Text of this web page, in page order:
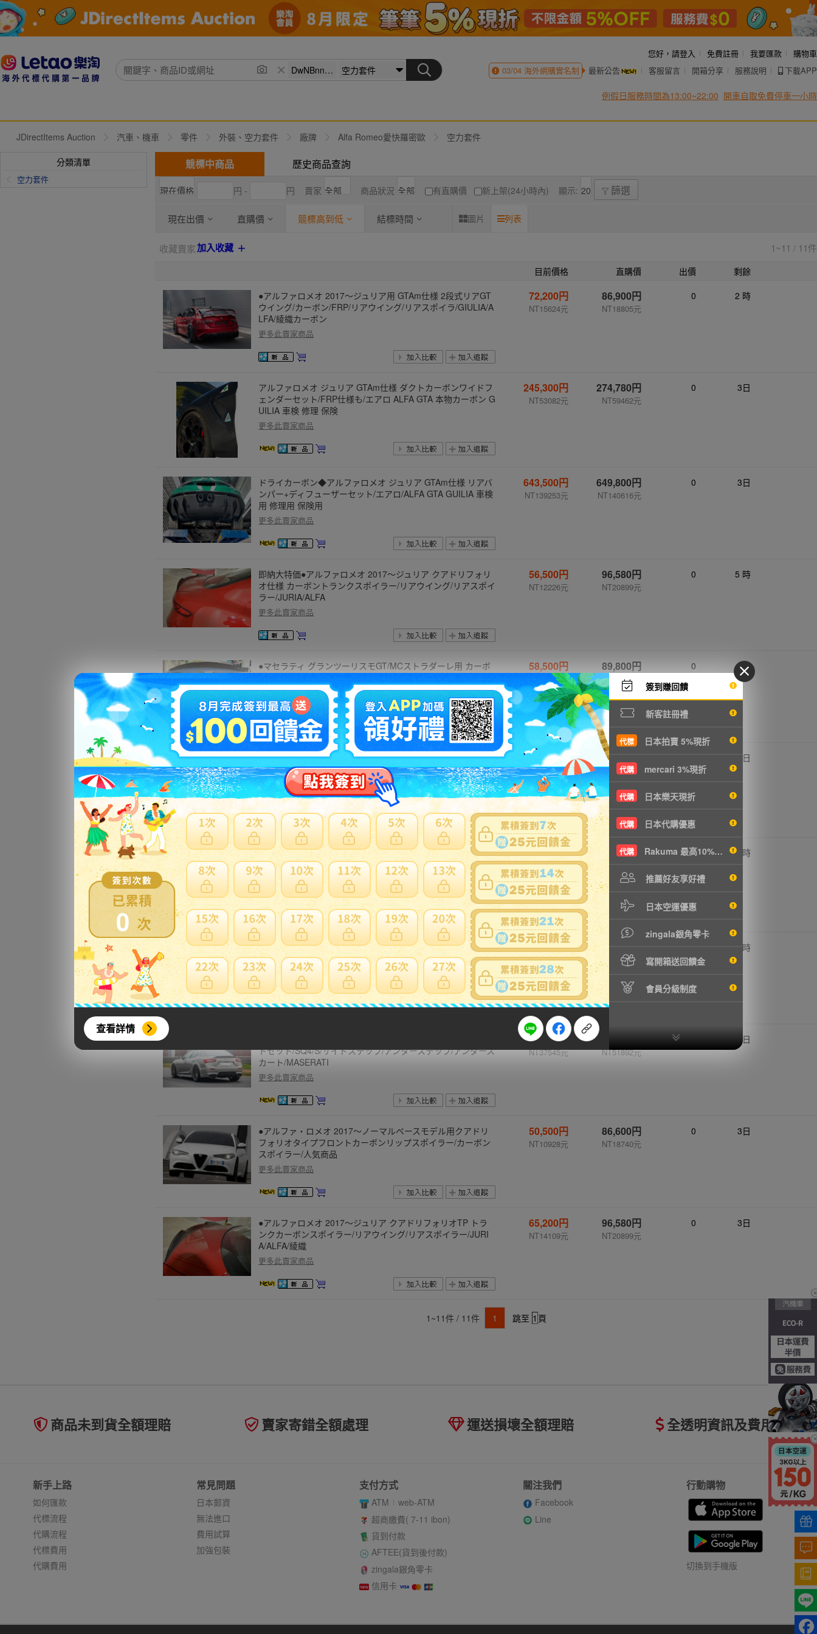
0
查看詳情
簽到賺回饋
新客註冊禮
代標 日本拍賣 5%現折
代購 mercari 3%現折
代購 日本樂天現折
代購 日本代購優惠
代購 Rakuma 最高10%現折
推薦好友享好禮
日本空運優惠
zingala銀角零卡
寫開箱送回饋金
會員分級制度
您好， 請登入 免費註冊 我要匯款
購物車
03/04海外網購實名制 最新公告 客服留言 開箱分享 服務說明 下載APP
例假日服務時間為13:00~22:00 開車自取免費停車一小時
JDirectItems Auction 汽車、機車 零件 外裝、空力套件 廠牌 Alfa Romeo愛快羅密歐 空力套件
分類清單
空力套件
競標中商品 歷史商品查詢
円 - 円 賣家 商品狀況 有直購價 新上架(24小時內) 顯示: 篩選
現在出價 直購價 競標高到低 結標時間 圖片 列表
收藏賣家加入收藏 1~11 / 11件
目前價格 直購價 出價
剩餘
●アルファロメオ 2017〜ジュリア用 GTAm仕様 2段式リアGT
ウイング/カーボン/FRP/リアウイング/リアスポイラ/GIULIA/A
LFA/綾織カーボン
更多此賣家商品
72,200円
NT15624元
86,900円
NT18805元
0 2 時
アルファロメオ ジュリア GTAm仕様 ダクトカーボンワイドフ
ェンダーセット/FRP仕様も/エアロ ALFA GTA 本物カーボン G
UILIA 車検 修理 保険
更多此賣家商品
245,300円
NT53082元
274,780円
NT59462元
0 3日
ドライカーボン◆アルファロメオ ジュリア GTAm仕様 リアバ
ンパー+ディフューザーセット/エアロ/ALFA GTA GUILIA 車検
用 修理用 保険用
更多此賣家商品
643,500円
NT139253元
649,800円
NT140616元
0 3日
即納大特価●アルファロメオ 2017～ジュリア クアドリフォリ
オ仕様 カーボントランクスポイラー/リアウイング/リアスポイ
ラー/JURIA/ALFA
更多此賣家商品
56,500円
NT12226元
96,580円
NT20899元
0 5 時
●マセラティ グランツーリスモGT/MCストラダーレ用 カーボ
ントランクスポイラー/リアスポイラー/リアウイング/MASER
ATI/クロスカーボン
更多此賣家商品
58,500円
NT12659元
89,800円
NT19432元
0 2日
●アルファロメオ 2017～ジュリアヴェロッチェ 4WD用 クアド
リフォリオ仕様 カーボンリップスポイラー/カーボンスポイラ
ー/JURIA/ALFA
更多此賣家商品
74,800円
NT16186元
98,780円
NT21375元
3日
JPDESIGN◆アルファロメオ 2017〜ジュリア用 カーボントラ
ンクスポイラー/リアウイング/リアスポイラー/GIURIA/ALFA/
綾織カーボン/人気商品
更多此賣家商品
50,500円
NT10928元
51,480円
NT11140元
0 1 時
●アルファロメオ 2017～ジュリア ヴェロッチェ4WD用カーボ
ンディフューザー/カーボンでフューザー/アンダースポ/JURIA/
ALFA/人気商品
更多此賣家商品
135,400円
NT29300元
170,500円
NT36896元
1 時
トセット/SQ4/S/サイドステップ/アンダーステップ/アンダース
カート/MASERATI
更多此賣家商品
173,500円
NT37545元
239,800円
NT51892元
0 3日
●アルファ・ロメオ 2017～ノーマルベースモデル用クアドリ
フォリオタイプフロントカーボンリップスポイラー/カーボン
スポイラー/人気商品
更多此賣家商品
50,500円
NT10928元
86,600円
NT18740元
0 3日
●アルファロメオ 2017～ジュリア クアドリフォリオTP トラ
ンクカーボンスポイラー/リアウイング/リアスポイラー/JURI
A/ALFA/綾織
更多此賣家商品
65,200円
NT14109元
96,580円
NT20899元
0 3日
1~11件 / 11件 1 跳至 頁
商品未到貨全額理賠 賣家寄錯全額處理 運送損壞全額理賠 全透明資訊及費用
新手上路
如何匯款
代標流程
代購流程
代標費用
代購費用
常見問題
日本郵資
無法進口
費用試算
加強包裝
支付方式
ATM
web-ATM
超商繳費( 7-11 ibon)
貨到付款
AFTEE(貨到後付款)
zingala銀角零卡
信用卡
關注我們
Facebook
Line
行動購物
切換到手機版